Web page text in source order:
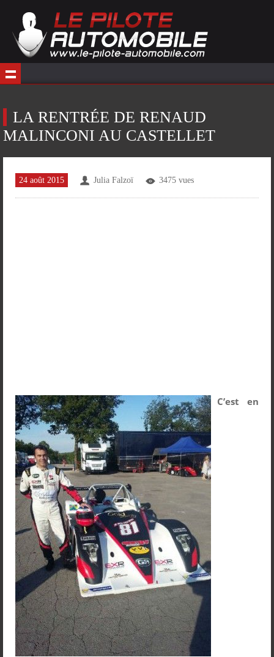
LA RENTRÉE DE RENAUD
MALINCONI AU CASTELLET
24 août 2015 Julia Falzoï 3475 vues
C’est en